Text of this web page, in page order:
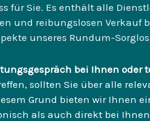
für Sie. Es enthält alle
und reibungslosen Verkauf
unseres Rundum-
bei Ihnen oder
sollten Sie über alle
Grund bieten wir Ihnen
als auch direkt bei